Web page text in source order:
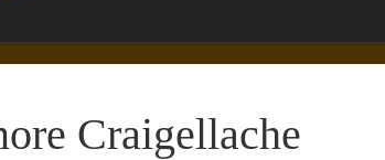
Craigellache